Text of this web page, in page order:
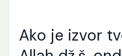
Ako je izvor